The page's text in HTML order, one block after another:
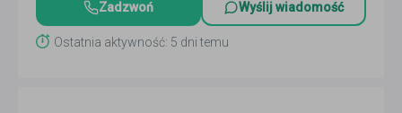
Zadzwoń Wyślij wiadomość
Ostatnia aktywność: 5 dni temu